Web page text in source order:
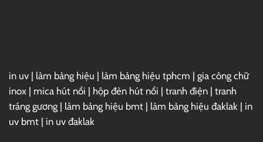
in uv | làm bảng hiệu | làm bảng hiệu tphcm | gia công chữ
inox | mica hút nổi | hộp đèn hút nổi | tranh điện | tranh
tráng gương | làm bảng hiệu bmt | làm bảng hiệu đaklak | in
uv bmt | in uv đaklak